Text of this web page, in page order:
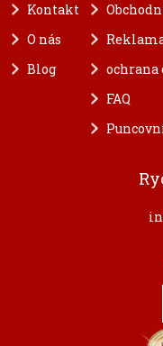
Kontakt
O nás
Blog
ochrana
FAQ